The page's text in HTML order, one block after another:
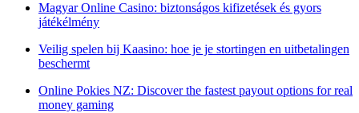
Magyar Online Casino: biztonságos kifizetések és gyors
játékélmény
Veilig spelen bij Kaasino: hoe je je stortingen en uitbetalingen
beschermt
Online Pokies NZ: Discover the fastest payout options for real
money gaming